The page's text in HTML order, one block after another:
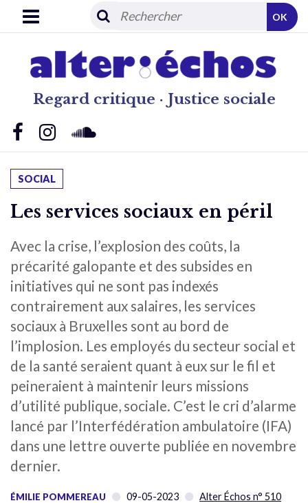
Regard critique · Justice sociale
OK
SOCIAL
Les services sociaux en péril
Avec la crise, l’explosion des coûts, la
précarité galopante et des subsides en
initiatives qui ne sont pas indexés
contrairement aux salaires, les services
sociaux à Bruxelles sont au bord de
l’implosion. Les employés du secteur social et
de la santé seraient quant à eux sur le fil et
peineraient à maintenir leurs missions
d’utilité publique, sociale. C’est le cri d’alarme
lancé par l’Interfédération ambulatoire (IFA)
dans une lettre ouverte publiée en novembre
dernier.
ÉMILIE POMMEREAU 09-05-2023 Alter Échos n° 510